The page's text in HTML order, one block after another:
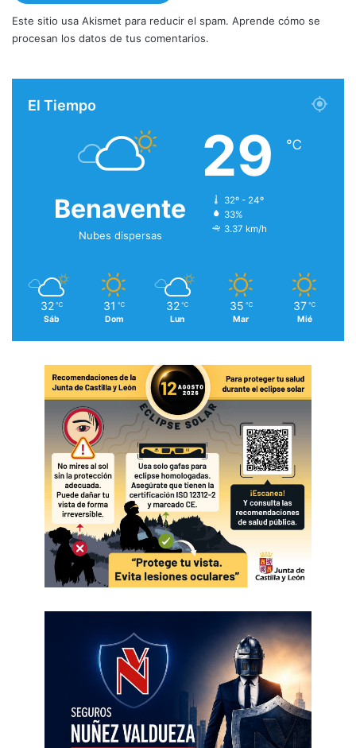
Este sitio usa Akismet para reducir el spam. Aprende cómo se
procesan los datos de tus comentarios.
El Tiempo
Benavente
Nubes dispersas
29 ℃
32º - 24º
33%
3.37 km/h
32 ℃
Sáb
31 ℃
Dom
32 ℃
Lun
35 ℃
Mar
37 ℃
Mié